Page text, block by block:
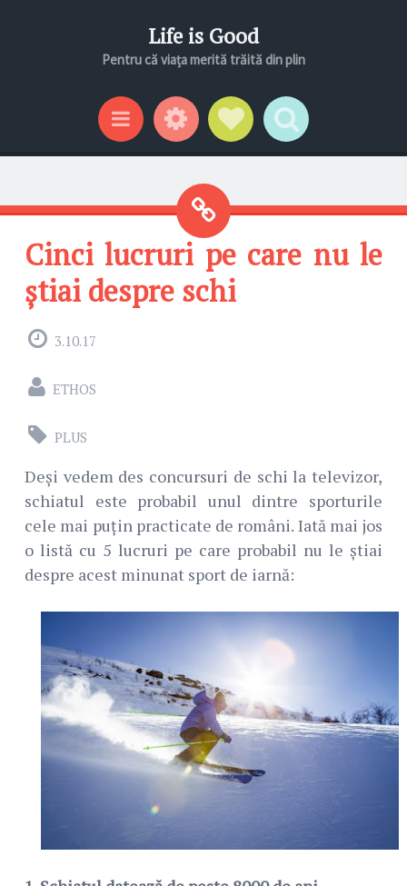
Life is Good
Pentru că viața merită trăită din plin
CategoriiGadgeturiProfil social
Search
Cinci lucruri pe care nu le
știai despre schi
3.10.17
ETHOS
PLUS
Deși vedem des concursuri de schi la televizor,
schiatul este probabil unul dintre sporturile
cele mai puțin practicate de români. Iată mai jos
o listă cu 5 lucruri pe care probabil nu le știai
despre acest minunat sport de iarnă: